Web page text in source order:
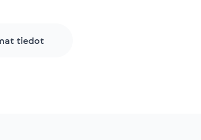
tiedot